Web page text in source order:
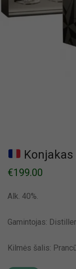
Konjakas
€199.00
Alk. 40%.
Gamintojas:
Kilmės šalis: